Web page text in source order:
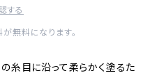
する
無料になります。
糸目に沿って柔らかく塗るた